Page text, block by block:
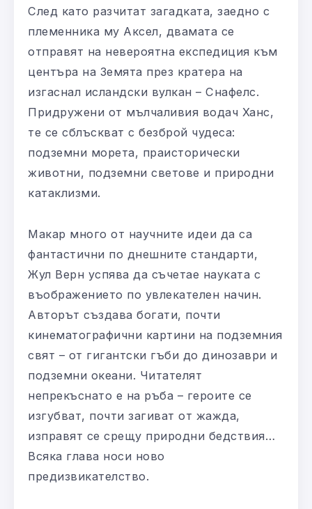
След като разчитат загадката, заедно с
племенника му Аксел, двамата се
отправят на невероятна експедиция към
центъра на Земята през кратера на
изгаснал исландски вулкан – Снафелс.
Придружени от мълчаливия водач Ханс,
те се сблъскват с безброй чудеса:
подземни морета, праисторически
животни, подземни светове и природни
катаклизми.
Макар много от научните идеи да са
фантастични по днешните стандарти,
Жул Верн успява да съчетае науката с
въображението по увлекателен начин.
Авторът създава богати, почти
кинематографични картини на подземния
свят – от гигантски гъби до динозаври и
подземни океани. Читателят
непрекъснато е на ръба – героите се
изгубват, почти загиват от жажда,
изправят се срещу природни бедствия…
Всяка глава носи ново
предизвикателство.